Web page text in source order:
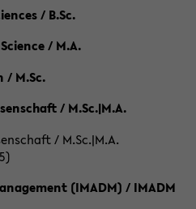
/ B.Sc.
/ M.A.
/ M.Sc.
/ M.Sc.|M.A.
/ M.Sc.|M.A.
(IMADM) / IMADM